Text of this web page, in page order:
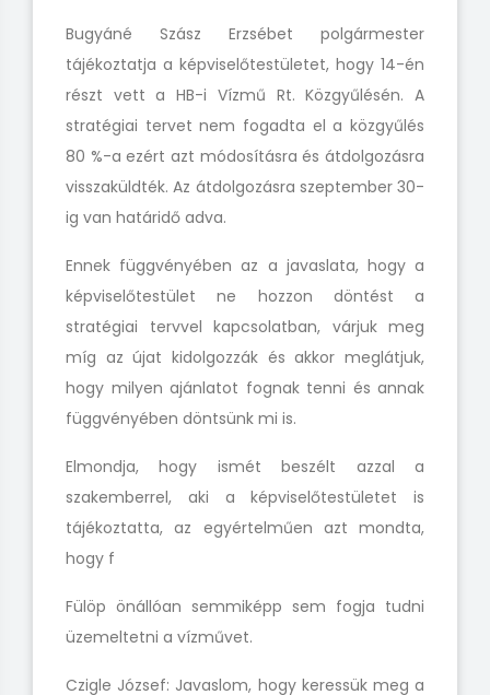
Bugyáné Szász Erzsébet polgármester
tájékoztatja a képviselőtestületet, hogy 14-én
részt vett a HB-i Vízmű Rt. Közgyűlésén. A
stratégiai tervet nem fogadta el a közgyűlés
80 %-a ezért azt módosításra és átdolgozásra
visszaküldték. Az átdolgozásra szeptember 30-
ig van határidő adva.
Ennek függvényében az a javaslata, hogy a
képviselőtestület ne hozzon döntést a
stratégiai tervvel kapcsolatban, várjuk meg
míg az újat kidolgozzák és akkor meglátjuk,
hogy milyen ajánlatot fognak tenni és annak
függvényében döntsünk mi is.
Elmondja, hogy ismét beszélt azzal a
szakemberrel, aki a képviselőtestületet is
tájékoztatta, az egyértelműen azt mondta,
hogy f
Fülöp önállóan semmiképp sem fogja tudni
üzemeltetni a vízművet.
Czigle József: Javaslom, hogy keressük meg a